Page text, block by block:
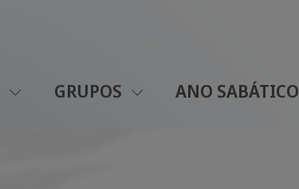
GRUPOS ANO SABÁTICO